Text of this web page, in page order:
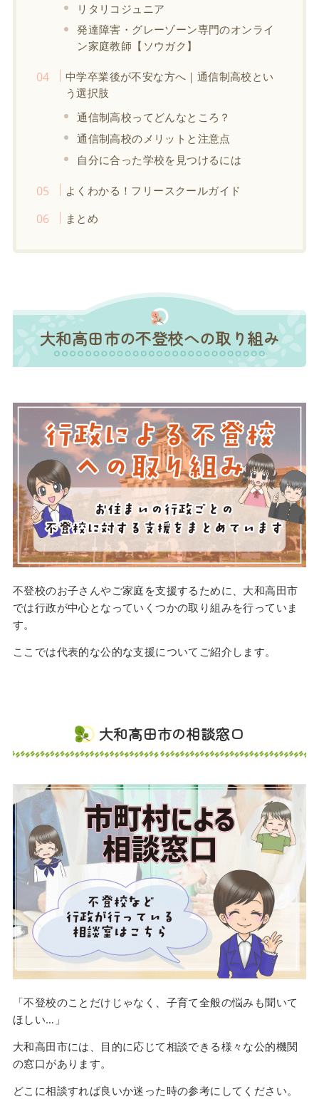
リタリコジュニア
発達障害・グレーゾーン専門のオンライ
ン家庭教師【ソウガク】
中学卒業後が不安な方へ｜通信制高校とい
う選択肢
通信制高校ってどんなところ？
通信制高校のメリットと注意点
自分に合った学校を見つけるには
よくわかる！フリースクールガイド
まとめ
大和高田市の不登校への取り組み
不登校のお子さんやご家庭を支援するために、大和高田市
では行政が中心となっていくつかの取り組みを行っていま
す。
ここでは代表的な公的な支援についてご紹介します。
大和高田市の相談窓口
「不登校のことだけじゃなく、子育て全般の悩みも聞いて
ほしい…」
大和高田市には、目的に応じて相談できる様々な公的機関
の窓口があります。
どこに相談すれば良いか迷った時の参考にしてください。